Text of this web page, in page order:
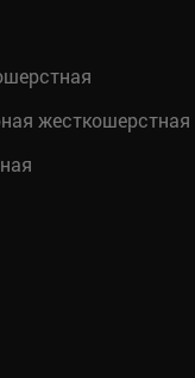
жесткошерстная